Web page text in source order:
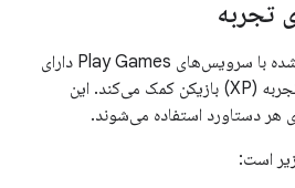
تجربه
دستاوردها در بازی‌های فعال‌شده با سرویس‌های Play Games دارای
امتیازی هستند که به امتیاز تجربه (XP) بازیکن کمک می‌کند. این